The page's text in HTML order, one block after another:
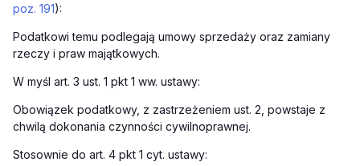
poz. 191):
Podatkowi temu podlegają umowy sprzedaży oraz zamiany
rzeczy i praw majątkowych.
W myśl art. 3 ust. 1 pkt 1 ww. ustawy:
Obowiązek podatkowy, z zastrzeżeniem ust. 2, powstaje z
chwilą dokonania czynności cywilnoprawnej.
Stosownie do art. 4 pkt 1 cyt. ustawy: